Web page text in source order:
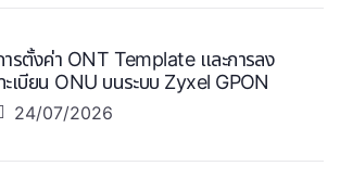
ารตั้งค่า ONT Template และการลง
ะเบียน ONU บนระบบ Zyxel GPON
24/07/2026